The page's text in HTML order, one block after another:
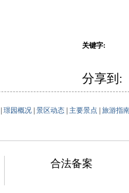
关键字:
分享到:
璟园概况| 景区动态| 主要景点 旅游指
合法备案